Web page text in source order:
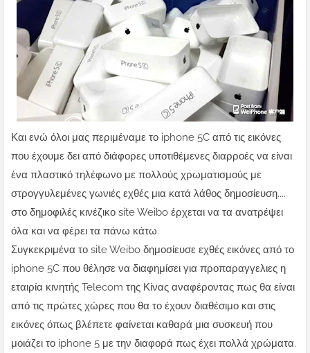
Και ενώ όλοι μας περιμέναμε το iphone 5C από τις εικόνες
που έχουμε δει από διάφορες υποτιθέμενες διαρροές να είναι
ένα πλαστικό τηλέφωνο με πολλούς χρωματισμούς με
στρογγυλεμένες γωνιές εχθές μια κατά λάθος δημοσίευση....
στο δημοφιλές κινέζικο site Weibo έρχεται να τα ανατρέψει
όλα και να φέρει τα πάνω κάτω.
Συγκεκριμένα το site Weibo δημοσίευσε εχθές εικόνες από το
iphone 5C που θέλησε να διαφημίσει για προπαραγγελιες η
εταιρία κινητής Telecom της Κίνας αναφέροντας πως θα είναι
από τις πρώτες χώρες που θα το έχουν διαθέσιμο και στις
εικόνες όπως βλέπετε φαίνεται καθαρά μια συσκευή που
μοιάζει το iphone 5 με την διαφορά πως έχει πολλά χρώματα.